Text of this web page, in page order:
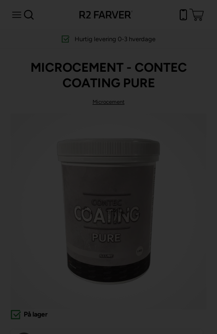
Hurtig levering 0-3 hverdage
MICROCEMENT - CONTEC
COATING PURE
Microcement
På lager